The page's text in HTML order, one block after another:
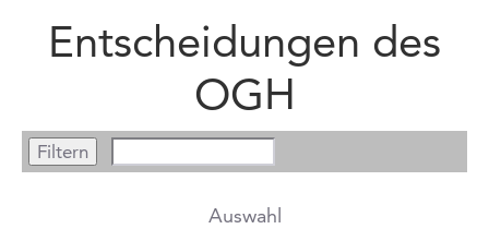
Entscheidungen des
OGH
Auswahl